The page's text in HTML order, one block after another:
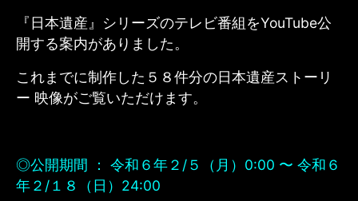
『日本遺産』シリーズのテレビ番組をYouTube公
開する案内がありました。
これまでに制作した５８件分の日本遺産ストーリ
ー 映像がご覧いただけます。
◎公開期間 ： 令和６年２/５（月）0:00 〜 令和６
年２/１８（日）24:00